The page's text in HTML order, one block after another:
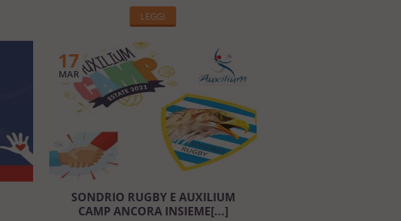
LEGGI
17
MAR
SONDRIO RUGBY E AUXILIUM
CAMP ANCORA INSIEME[...]